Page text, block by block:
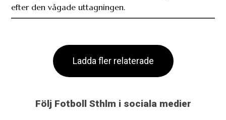
efter den vågade uttagningen.
Ladda fler relaterade
Följ Fotboll Sthlm i sociala medier